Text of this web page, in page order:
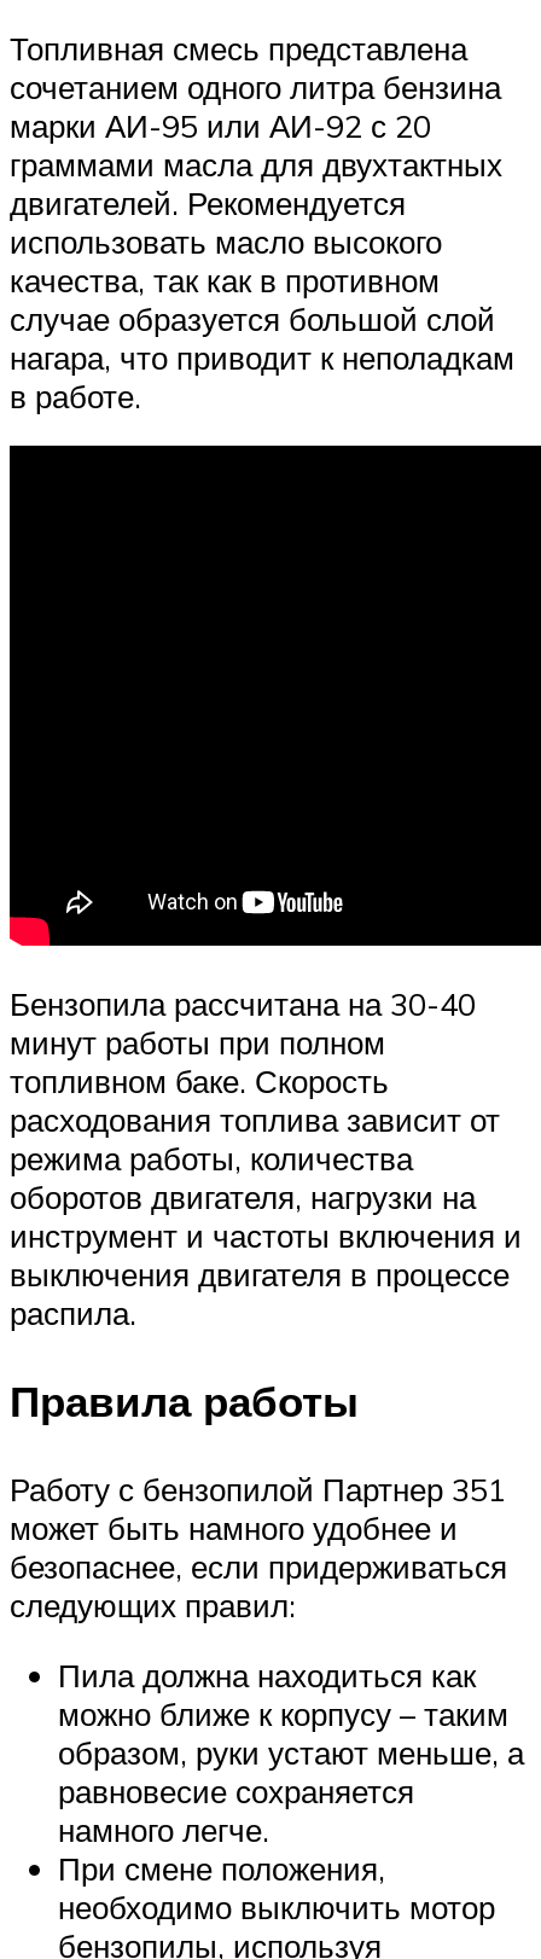
Топливная смесь представлена
сочетанием одного литра бензина
марки АИ-95 или АИ-92 с 20
граммами масла для двухтактных
двигателей. Рекомендуется
использовать масло высокого
качества, так как в противном
случае образуется большой слой
нагара, что приводит к неполадкам
в работе.
Бензопила рассчитана на 30-40
минут работы при полном
топливном баке. Скорость
расходования топлива зависит от
режима работы, количества
оборотов двигателя, нагрузки на
инструмент и частоты включения и
выключения двигателя в процессе
распила.
Правила работы
Работу с бензопилой Партнер 351
может быть намного удобнее и
безопаснее, если придерживаться
следующих правил:
Пила должна находиться как
можно ближе к корпусу – таким
образом, руки устают меньше, а
равновесие сохраняется
намного легче.
При смене положения,
необходимо выключить мотор
бензопилы, используя